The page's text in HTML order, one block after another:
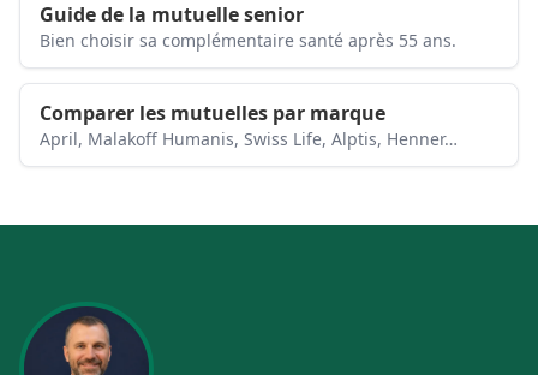
Guide de la mutuelle senior
Bien choisir sa complémentaire santé après 55 ans.
Comparer les mutuelles par marque
April, Malakoff Humanis, Swiss Life, Alptis, Henner…